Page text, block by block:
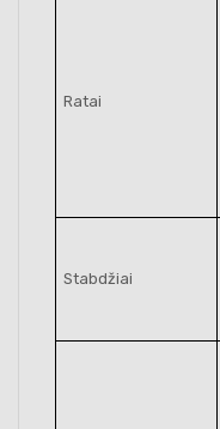
Ratai
Stabdžiai